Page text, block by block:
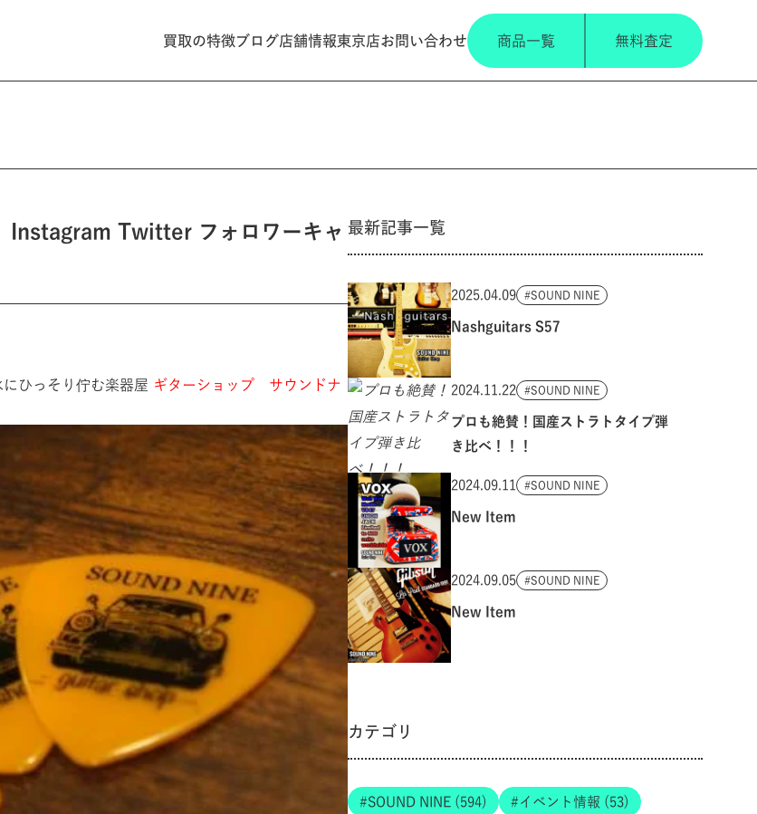
買取の特徴ブログ店舗情報東京店お問い合わせ 商品一覧 無料査定
Instagram Twitter フォロワーキャ
ひっそり佇む楽器屋 ギターショップ サウンドナ
最新記事一覧
2025.04.09 SOUND NINE
Nashguitars S57
2024.11.22 SOUND NINE
プロも絶賛！国産ストラトタイプ弾
き比べ！！！
2024.09.11 SOUND NINE
New Item
2024.09.05 SOUND NINE
New Item
カテゴリ
SOUND NINE (594) イベント情報 (53)